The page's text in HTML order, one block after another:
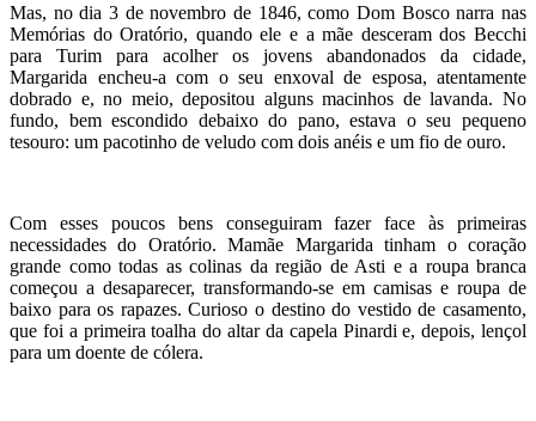
Mas, no dia 3 de novembro de 1846, como Dom Bosco narra nas
Memórias do Oratório, quando ele e a mãe desceram dos Becchi
para Turim para acolher os jovens abandonados da cidade,
Margarida encheu-a com o seu enxoval de esposa, atentamente
dobrado e, no meio, depositou alguns macinhos de lavanda. No
fundo, bem escondido debaixo do pano, estava o seu pequeno
tesouro: um pacotinho de veludo com dois anéis e um fio de ouro.
Com esses poucos bens conseguiram fazer face às primeiras
necessidades do Oratório. Mamãe Margarida tinham o coração
grande como todas as colinas da região de Asti e a roupa branca
começou a desaparecer, transformando-se em camisas e roupa de
baixo para os rapazes. Curioso o destino do vestido de casamento,
que foi a primeira toalha do altar da capela Pinardi e, depois, lençol
para um doente de cólera.